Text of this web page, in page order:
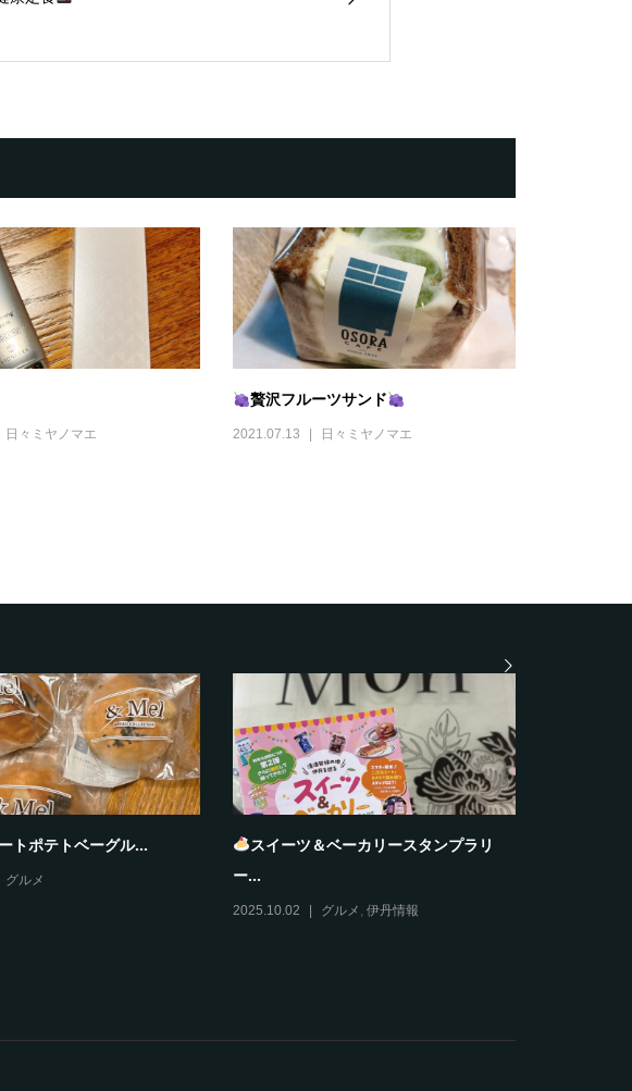
日々ミヤノマエ
贅沢フルーツサンド
2021.07.13 日々ミヤノマエ
トポテトベーグル...
グルメ
スイーツ＆ベーカリースタンプラリ
ー...
2025.10.02 グルメ , 伊丹情報